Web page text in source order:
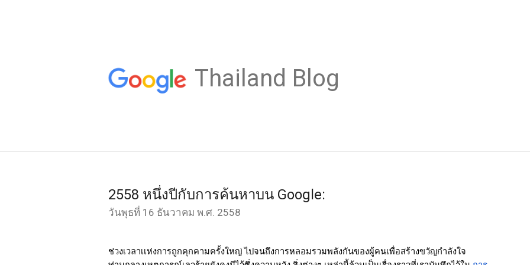
Thailand Blog
2558 หนึ่งปีกับการค้นหาบน Google:
วันพุธที่ 16 ธันวาคม พ.ศ. 2558
ช่วงเวลาเเห่งการถูกคุกคามครั้งใหญ่ ไปจนถึงการหลอมรวมพลังกันของผู้คนเพื่อสร้างขวัญกำลังใจ